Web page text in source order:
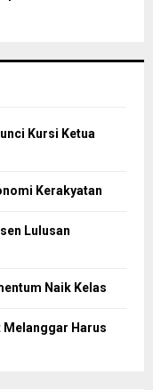
Kursi Ketua
Kerakyatan
Lulusan
Naik Kelas
Melanggar Harus